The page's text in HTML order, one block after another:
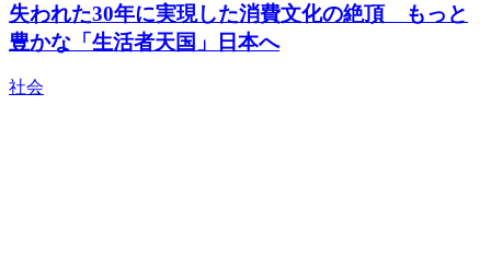
失われた30年に実現した消費文化の絶頂 もっと
豊かな「生活者天国」日本へ
社会